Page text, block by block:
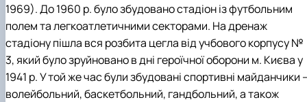
1969). До 1960 р. було збудовано стадіон із футбольним
полем та легкоатлетичними секторами. На дренаж
стадіону пішла вся розбита цегла від учбового корпусу №
3, який було зруйновано в дні героїчної оборони м. Києва у
1941 р. У той же час були збудовані спортивні майданчики
волейбольний, баскетбольний, гандбольний, а також